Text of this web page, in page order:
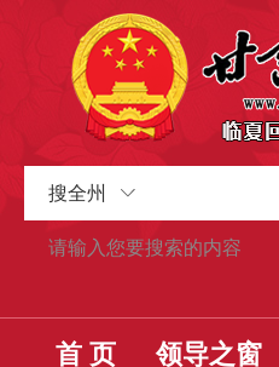
搜全州
首 页 领导之窗